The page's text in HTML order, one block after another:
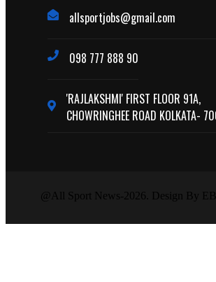
allsportjobs@gmail.com
098 777 888 90
'RAJLAKSHMI' FIRST FLOOR 91A,
CHOWRINGHEE ROAD KOLKATA-
@All Sport News-2026. Design By